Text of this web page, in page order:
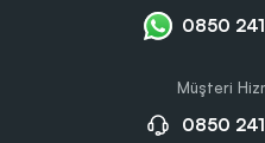
0850 241
Müşteri
0850 241